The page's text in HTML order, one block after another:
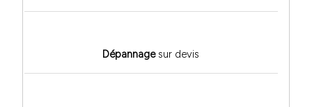
Dépannagesur devis